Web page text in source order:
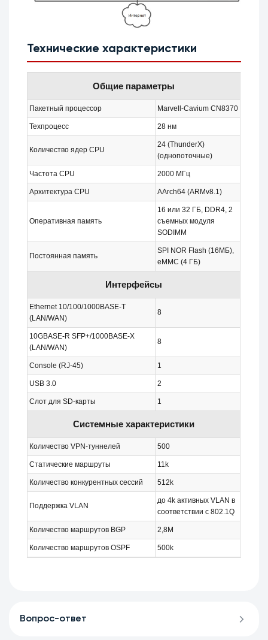
Технические характеристики
Общие параметры
Пакетный процессор Marvell-Cavium CN8370
Техпроцесс 28 нм
Количество ядер CPU
24 (ThunderX)
(однопоточные)
Частота CPU 2000 МГц
Архитектура CPU AArch64 (ARMv8.1)
Оперативная память
16 или 32 ГБ, DDR4, 2
съемных модуля
SODIMM
Постоянная память
SPI NOR Flash (16МБ),
eMMC (4 ГБ)
Интерфейсы
Ethernet 10/100/1000BASE-T
(LAN/WAN)
8
10GBASE-R SFP+/1000BASE-X
(LAN/WAN)
8
Console (RJ-45) 1
USB 3.0 2
Слот для SD-карты 1
Системные характеристики
Количество VPN-туннелей 500
Статические маршруты 11k
Количество конкурентных сессий 512k
Поддержка VLAN
до 4k активных VLAN в
соответствии с 802.1Q
Количество маршрутов BGP 2,8M
Количество маршрутов OSPF 500k
Вопрос-ответ